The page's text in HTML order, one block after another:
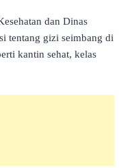
dan Dinas
tentang gizi seimbang di
kantin sehat, kelas